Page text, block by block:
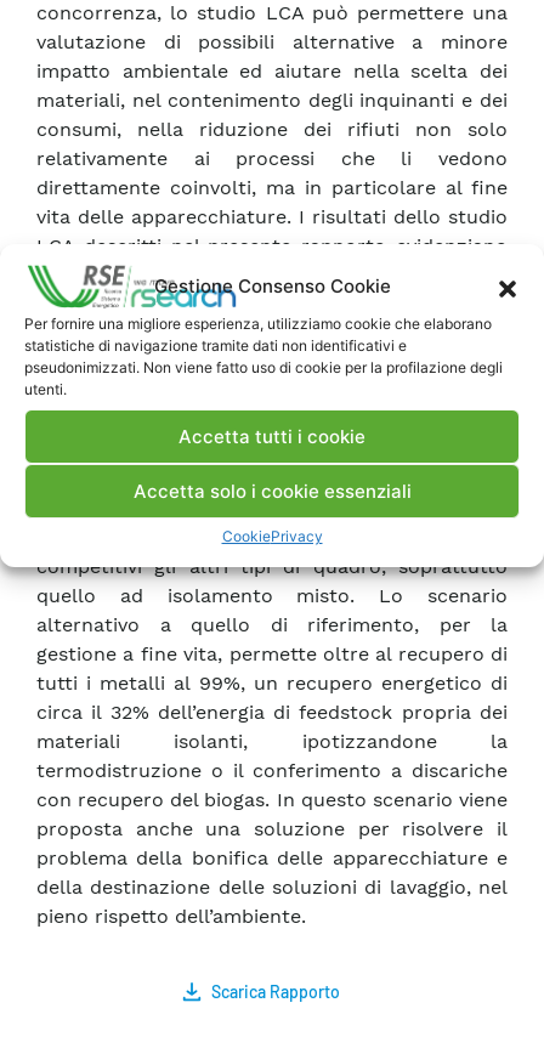
Gestione Consenso Cookie
Per fornire una migliore esperienza, utilizziamo cookie che elaborano
statistiche di navigazione tramite dati non identificativi e
pseudonimizzati. Non viene fatto uso di cookie per la profilazione degli
utenti.
Accetta tutti i cookie
Accetta solo i cookie essenziali
CookiePrivacy
concorrenza, lo studio LCA può permettere una
valutazione di possibili alternative a minore
impatto ambientale ed aiutare nella scelta dei
materiali, nel contenimento degli inquinanti e dei
consumi, nella riduzione dei rifiuti non solo
relativamente ai processi che li vedono
direttamente coinvolti, ma in particolare al fine
vita delle apparecchiature. I risultati dello studio
LCA descritti nel presente rapporto evidenziano
come la fase di esercizio sia preponderante
sull’intero ciclo di vita in termini di emissioni
inquinanti, di consumi energetici e di produzione
di rifiuti. Poiché il quadro isolato in SF6 dissipa
minore potenza al passaggio della corrente,
prestazioni ambientali. Lo studio delle singole
fasi di produzione, installazione e gestione a fine
suggerire miglioramenti che possono rendere più
competitivi gli altri tipi di quadro, soprattutto
quello ad isolamento misto. Lo scenario
alternativo a quello di riferimento, per la
gestione a fine vita, permette oltre al recupero di
tutti i metalli al 99%, un recupero energetico di
circa il 32% dell’energia di feedstock propria dei
materiali isolanti, ipotizzandone la
termodistruzione o il conferimento a discariche
con recupero del biogas. In questo scenario viene
proposta anche una soluzione per risolvere il
problema della bonifica delle apparecchiature e
della destinazione delle soluzioni di lavaggio, nel
pieno rispetto dell’ambiente.
Scarica Rapporto